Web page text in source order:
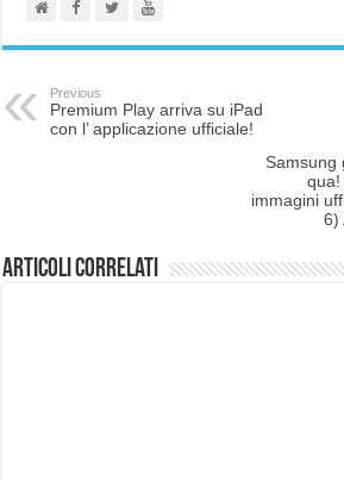
Previous
Premium Play arriva su iPad
con l’ applicazione ufficiale!
Samsung
qua!
immagini
6)
Articoli correlati